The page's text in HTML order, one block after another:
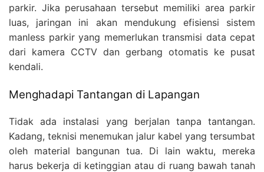
parkir. Jika perusahaan tersebut memiliki area parkir
luas, jaringan ini akan mendukung efisiensi sistem
manless parkir yang memerlukan transmisi data cepat
dari kamera CCTV dan gerbang otomatis ke pusat
kendali.
Menghadapi Tantangan di Lapangan
Tidak ada instalasi yang berjalan tanpa tantangan.
Kadang, teknisi menemukan jalur kabel yang tersumbat
oleh material bangunan tua. Di lain waktu, mereka
harus bekerja di ketinggian atau di ruang bawah tanah